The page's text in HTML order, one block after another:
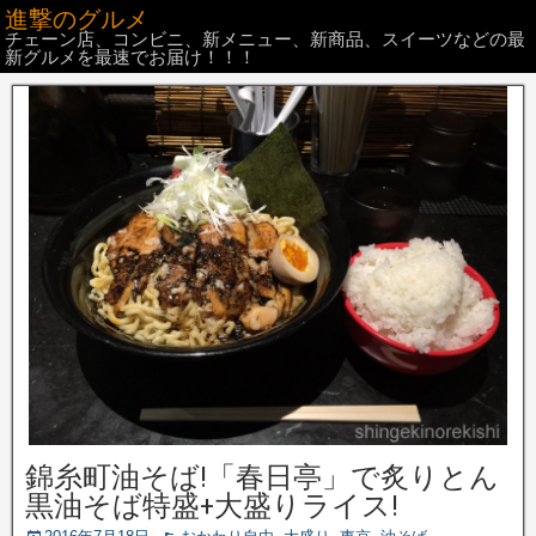
進撃のグルメ
チェーン店、コンビニ、新メニュー、新商品、スイーツなどの最
新グルメを最速でお届け！！！
錦糸町油そば!「春日亭」で炙りとん
黒油そば特盛+大盛りライス!